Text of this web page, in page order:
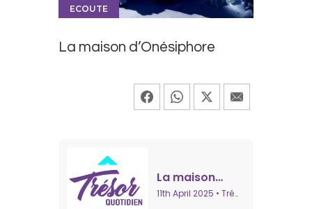
ECOUTE
La maison d’Onésiphore